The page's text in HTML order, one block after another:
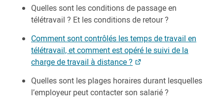
Quelles sont les conditions de passage en
télétravail ? Et les conditions de retour ?
Comment sont contrôlés les temps de travail en
télétravail, et comment est opéré le suivi de la
charge de travail à distance ?
Quelles sont les plages horaires durant lesquelles
l’employeur peut contacter son salarié ?